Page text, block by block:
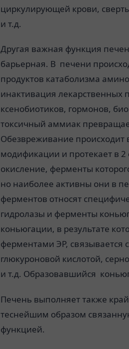
циркулирующей крови,
и т.д.
Другая важная функция
барьерная. В печени
продуктов катаболизма
инактивация лекарственных
ксенобиотиков, гормонов,
токсичный аммиак
Обезвреживание происходит
модификации и протекает в
окисление, ферменты
но наиболее активны они в
ферментов относят
гидролазы и ферменты
коньюгации, в результате
ферментами ЭР, связывается
глюкуроновой кислотой,
и т.д. Образовавшийся
Печень выполняет также
теснейшим образом
функцией.